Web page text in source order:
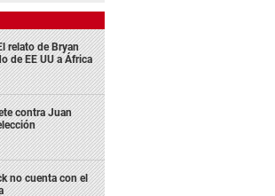
relato de Bryan
de EE UU a África
contra Juan
no cuenta con el